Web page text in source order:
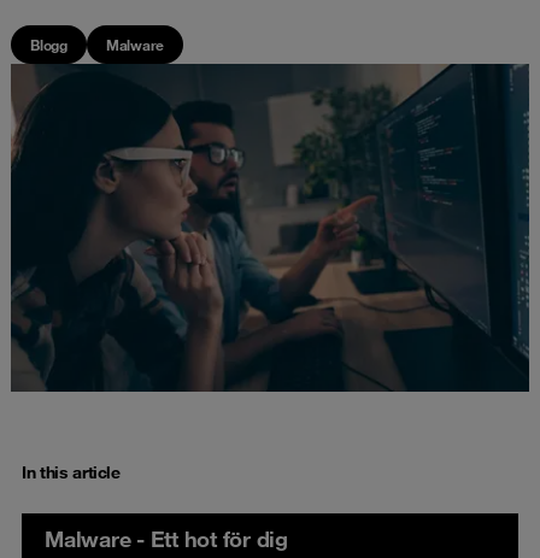
Blogg Malware
In this article
Malware - Ett hot för dig